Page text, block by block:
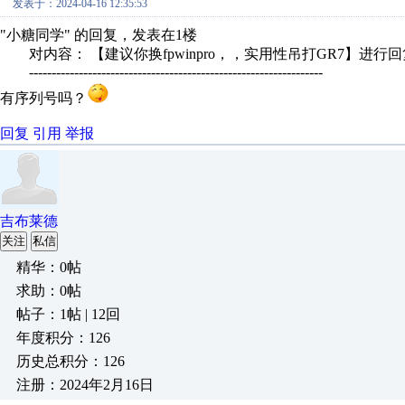
发表于：2024-04-16 12:35:53
"小糖同学" 的回复，发表在1楼
对内容： 【建议你换fpwinpro，，实用性吊打GR7】进行回
-----------------------------------------------------------------
有序列号吗？
回复 引用 举报
吉布莱德
关注 私信
精华：0帖
求助：0帖
帖子：1帖 | 12回
年度积分：126
历史总积分：126
注册：2024年2月16日